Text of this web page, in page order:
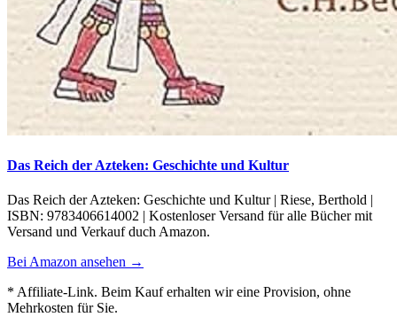
Das Reich der Azteken: Geschichte und Kultur
Das Reich der Azteken: Geschichte und Kultur | Riese, Berthold |
ISBN: 9783406614002 | Kostenloser Versand für alle Bücher mit
Versand und Verkauf duch Amazon.
Bei Amazon ansehen →
* Affiliate-Link. Beim Kauf erhalten wir eine Provision, ohne
Mehrkosten für Sie.